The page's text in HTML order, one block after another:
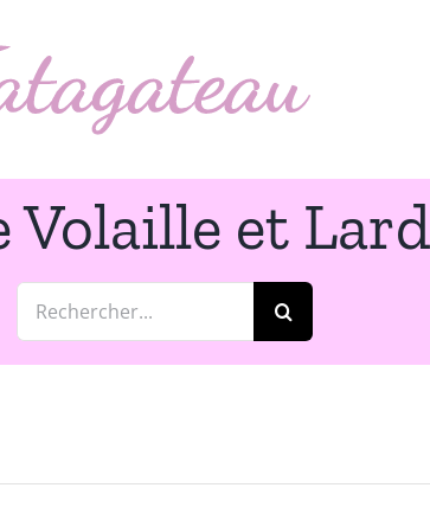
Volaille et
Rechercher: